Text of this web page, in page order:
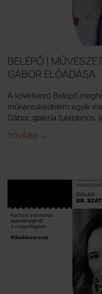
BELÉPŐ |
GÁBOR ELŐADÁSA
A következő Belépő
műkereskedelem egyik
Gábor, galéria tulajdonos,
TOVÁBB IDE: BELÉPŐ |
→